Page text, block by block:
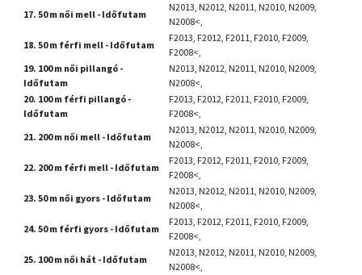
17. 50 m női mell - Időfutam
N2013, N2012, N2011, N2010, N2009,
N2008<,
18. 50 m férfi mell - Időfutam
F2013, F2012, F2011, F2010, F2009,
F2008<,
19. 100 m női pillangó -
Időfutam
N2013, N2012, N2011, N2010, N2009,
N2008<,
20. 100 m férfi pillangó -
Időfutam
F2013, F2012, F2011, F2010, F2009,
F2008<,
21. 200 m női mell - Időfutam
N2013, N2012, N2011, N2010, N2009,
N2008<,
22. 200 m férfi mell - Időfutam
F2013, F2012, F2011, F2010, F2009,
F2008<,
23. 50 m női gyors - Időfutam
N2013, N2012, N2011, N2010, N2009,
N2008<,
24. 50 m férfi gyors - Időfutam
F2013, F2012, F2011, F2010, F2009,
F2008<,
25. 100 m női hát - Időfutam
N2013, N2012, N2011, N2010, N2009,
N2008<,